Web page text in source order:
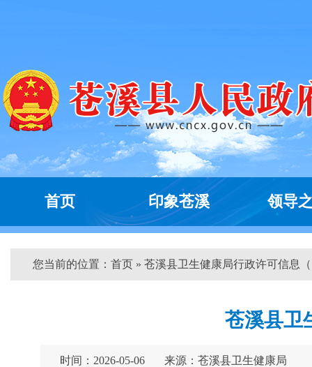
首页 印象苍溪 领导
您当前的位置： 首页 » 苍溪县卫生健康局行政许可信息
苍溪县卫
时间：2026-05-06 来源：苍溪县卫生健康局